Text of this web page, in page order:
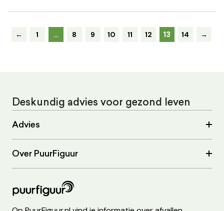
← 1 … 8 9 10 11 12 13 14 →
Deskundig advies voor gezond leven
Advies
Over PuurFiguur